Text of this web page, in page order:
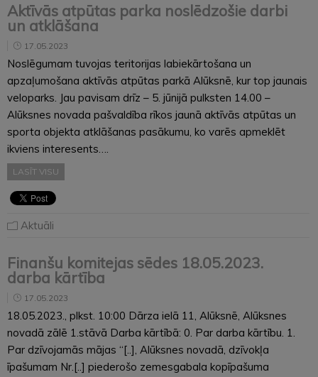
Aktīvās atpūtas parka noslēdzošie darbi
un atklāšana
17.05.2023
Noslēgumam tuvojas teritorijas labiekārtošana un
apzaļumošana aktīvās atpūtas parkā Alūksnē, kur top jaunais
veloparks. Jau pavisam drīz – 5. jūnijā pulksten 14.00 –
Alūksnes novada pašvaldība rīkos jaunā aktīvās atpūtas un
sporta objekta atklāšanas pasākumu, ko varēs apmeklēt
ikviens interesents….
LASĪT VISU
Aktuāli
Finanšu komitejas sēdes 18.05.2023.
darba kārtība
17.05.2023
18.05.2023., plkst. 10:00 Dārza ielā 11, Alūksnē, Alūksnes
novadā zālē 1.stāvā Darba kārtībā: 0. Par darba kārtību. 1.
Par dzīvojamās mājas “[..], Alūksnes novadā, dzīvokļa
īpašumam Nr.[..] piederošo zemesgabala kopīpašuma